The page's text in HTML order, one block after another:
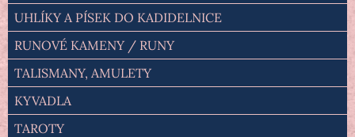
UHLÍKY A PÍSEK DO KADIDELNICE
RUNOVÉ KAMENY / RUNY
TALISMANY, AMULETY
KYVADLA
TAROTY